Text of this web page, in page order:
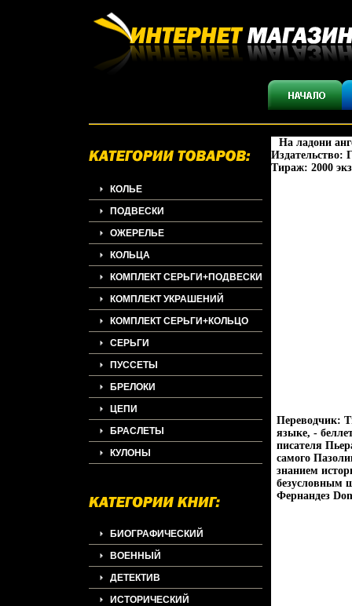
КОЛЬЕ
ПОДВЕСКИ
ОЖЕРЕЛЬЕ
КОЛЬЦА
КОМПЛЕКТ СЕРЬГИ+ПОДВЕСКИ
КОМПЛЕКТ УКРАШЕНИЙ
КОМПЛЕКТ СЕРЬГИ+КОЛЬЦО
СЕРЬГИ
ПУССЕТЫ
БРЕЛОКИ
ЦЕПИ
БРАСЛЕТЫ
КУЛОНЫ
БИОГРАФИЧЕСКИЙ
ВОЕННЫЙ
ДЕТЕКТИВ
ИСТОРИЧЕСКИЙ
На ладони
Издательство:
Тираж: 2000
Переводчик:
языке, -
писателя
самого
знанием
безусловным
Фернандез